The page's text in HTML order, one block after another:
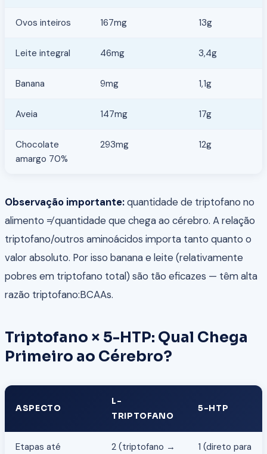
Ovos inteiros 167mg 13g
Leite integral 46mg 3,4g
Banana 9mg 1,1g
Aveia 147mg 17g
Chocolate
amargo 70%
293mg 12g
Observação importante:quantidade de triptofano no
alimento ≠ quantidade que chega ao cérebro. A relação
triptofano/outros aminoácidos importa tanto quanto o
valor absoluto. Por isso banana e leite (relativamente
pobres em triptofano total) são tão eficazes — têm alta
razão triptofano:BCAAs.
Triptofano × 5-HTP: Qual Chega
Primeiro ao Cérebro?
ASPECTO
L-
TRIPTOFANO
5-HTP
Etapas até
2 (triptofano →
1 (direto para